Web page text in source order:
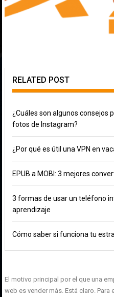
RELATED POST
¿Cuáles son algunos consejos
fotos de Instagram?
¿Por qué es útil una VPN en
EPUB a MOBI: 3 mejores
3 formas de usar un teléfono
aprendizaje
Cómo saber si funciona tu
El motivo principal por el que una
web es vender más. Está claro.